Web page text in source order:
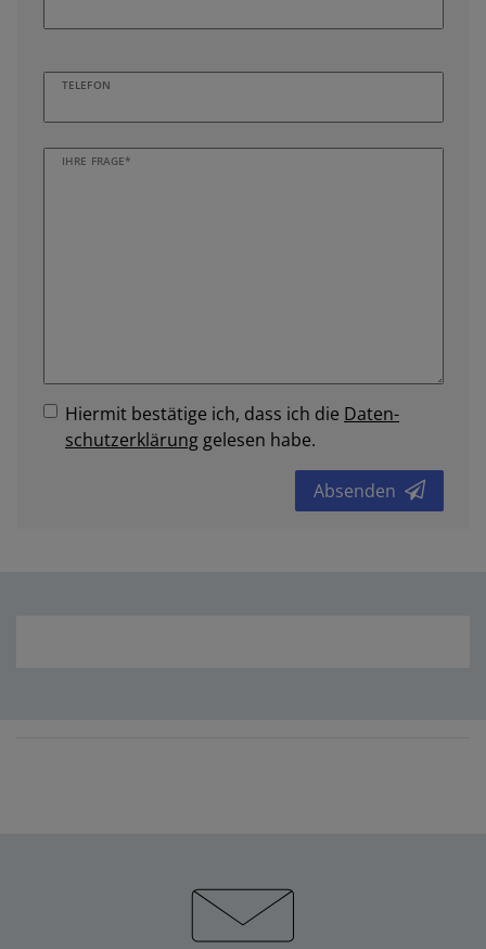
TELEFON
IHRE FRAGE*
Hiermit bestätige ich, dass ich die Daten­
schutz­erklärung gelesen habe.
Absenden